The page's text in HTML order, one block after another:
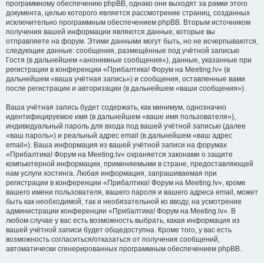
программному обеспечению phpBB, однако они выходят за рамки этого
документа, целью которого является рассмотрение страниц, созданных
исключительно программным обеспечением phpBB. Вторым источником
получения вашей информации являются данные, которые вы
отправляете на форум. Этими данными могут быть, но не исчерпываются,
следующие данные: сообщения, размещённые под учётной записью
Гостя (в дальнейшем «анонимные сообщения»), данные, указанные при
регистрации в конференции «Прибалтика! Форум на Meeting.lv» (в
дальнейшем «ваша учётная запись») и сообщения, оставленные вами
после регистрации и авторизации (в дальнейшем «ваши сообщения»).
Ваша учётная запись будет содержать, как минимум, однозначно
идентифицируемое имя (в дальнейшем «ваше имя пользователя»),
индивидуальный пароль для входа под вашей учётной записью (далее
«ваш пароль») и реальный адрес email (в дальнейшем «ваш адрес
email»). Ваша информация из вашей учётной записи на форумах
«Прибалтика! Форум на Meeting.lv» охраняется законами о защите
компьютерной информации, применяемыми в стране, предоставляющей
нам услуги хостинга. Любая информация, запрашиваемая при
регистрации в конференции «Прибалтика! Форум на Meeting.lv», кроме
вашего имени пользователя, вашего пароля и вашего адреса email, может
быть как необходимой, так и необязательной ко вводу, на усмотрение
администрации конференции «Прибалтика! Форум на Meeting.lv». В
любом случае у вас есть возможность выбрать, какая информация из
вашей учётной записи будет общедоступна. Кроме того, у вас есть
возможность согласиться/отказаться от получения сообщений,
автоматически сгенерированных программным обеспечением phpBB.